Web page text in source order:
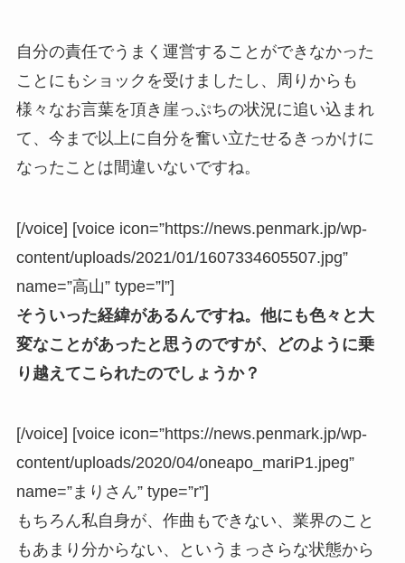
自分の責任でうまく運営することができなかった
ことにもショックを受けましたし、周りからも
様々なお言葉を頂き崖っぷちの状況に追い込まれ
て、今まで以上に自分を奮い立たせるきっかけに
なったことは間違いないですね。
[/voice] [voice icon=”https://news.penmark.jp/wp-
content/uploads/2021/01/1607334605507.jpg”
name=”高山” type=”l”]
そういった経緯があるんですね。他にも色々と大
変なことがあったと思うのですが、どのように乗
り越えてこられたのでしょうか？
[/voice] [voice icon=”https://news.penmark.jp/wp-
content/uploads/2020/04/oneapo_mariP1.jpeg”
name=”まりさん” type=”r”]
もちろん私自身が、作曲もできない、業界のこと
もあまり分からない、というまっさらな状態から